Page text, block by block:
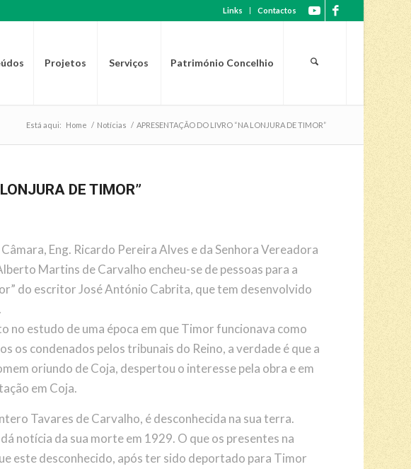
Links Contactos
Projetos Serviços Património Concelhio
Está aqui: Home / Notícias / APRESENTAÇÃO DO LIVRO “NA LONJURA DE TIMOR”
DE TIMOR”
Eng. Ricardo Pereira Alves e da Senhora Vereadora
Martins de Carvalho encheu-se de pessoas para a
do escritor José António Cabrita, que tem desenvolvido
no estudo de uma época em que Timor funcionava como
os condenados pelos tribunais do Reino, a verdade é que a
oriundo de Coja, despertou o interesse pela obra e em
em Coja.
Tavares de Carvalho, é desconhecida na sua terra.
notícia da sua morte em 1929. O que os presentes na
este desconhecido, após ter sido deportado para Timor